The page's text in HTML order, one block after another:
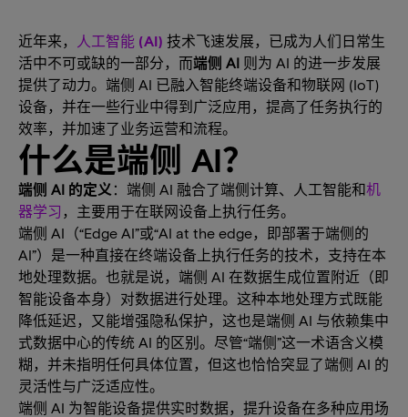
近年来， 人工智能 (AI) 技术飞速发展，已成为人们日常生
活中不可或缺的一部分，而端侧 AI 则为 AI 的进一步发展
提供了动力。端侧 AI 已融入智能终端设备和物联网 (IoT)
设备，并在一些行业中得到广泛应用，提高了任务执行的
效率，并加速了业务运营和流程。
什么是端侧 AI？
端侧 AI 的定义 ：端侧 AI 融合了端侧计算、人工智能和机
器学习 ，主要用于在联网设备上执行任务。
端侧 AI（“Edge AI”或“AI at the edge，即部署于端侧的
AI”）是一种直接在终端设备上执行任务的技术，支持在本
地处理数据。也就是说，端侧 AI 在数据生成位置附近（即
智能设备本身）对数据进行处理。这种本地处理方式既能
降低延迟，又能增强隐私保护，这也是端侧 AI 与依赖集中
式数据中心的传统 AI 的区别。尽管“端侧”这一术语含义模
糊，并未指明任何具体位置，但这也恰恰突显了端侧 AI 的
灵活性与广泛适应性。
端侧 AI 为智能设备提供实时数据，提升设备在多种应用场